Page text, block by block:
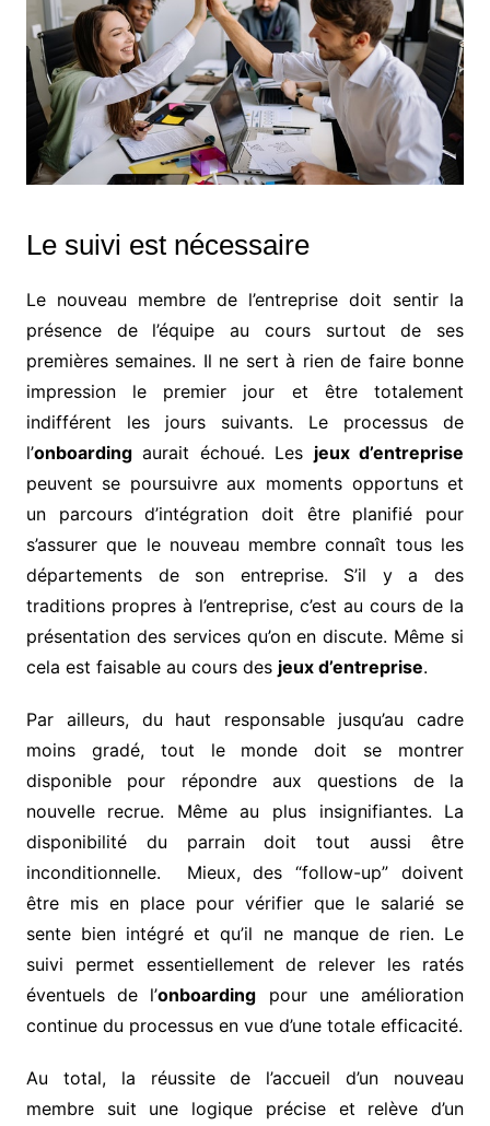
Le suivi est nécessaire
Le nouveau membre de l’entreprise doit sentir la
présence de l’équipe au cours surtout de ses
premières semaines. Il ne sert à rien de faire bonne
impression le premier jour et être totalement
indifférent les jours suivants. Le processus de
l’onboardingaurait échoué. Les jeux d’entreprise
peuvent se poursuivre aux moments opportuns et
un parcours d’intégration doit être planifié pour
s’assurer que le nouveau membre connaît tous les
départements de son entreprise. S’il y a des
traditions propres à l’entreprise, c’est au cours de la
présentation des services qu’on en discute. Même si
cela est faisable au cours des jeux d’entreprise.
Par ailleurs, du haut responsable jusqu’au cadre
moins gradé, tout le monde doit se montrer
disponible pour répondre aux questions de la
nouvelle recrue. Même au plus insignifiantes. La
disponibilité du parrain doit tout aussi être
inconditionnelle. Mieux, des “follow-up” doivent
être mis en place pour vérifier que le salarié se
sente bien intégré et qu’il ne manque de rien. Le
suivi permet essentiellement de relever les ratés
éventuels de l’onboarding pour une amélioration
continue du processus en vue d’une totale efficacité.
Au total, la réussite de l’accueil d’un nouveau
membre suit une logique précise et relève d’un